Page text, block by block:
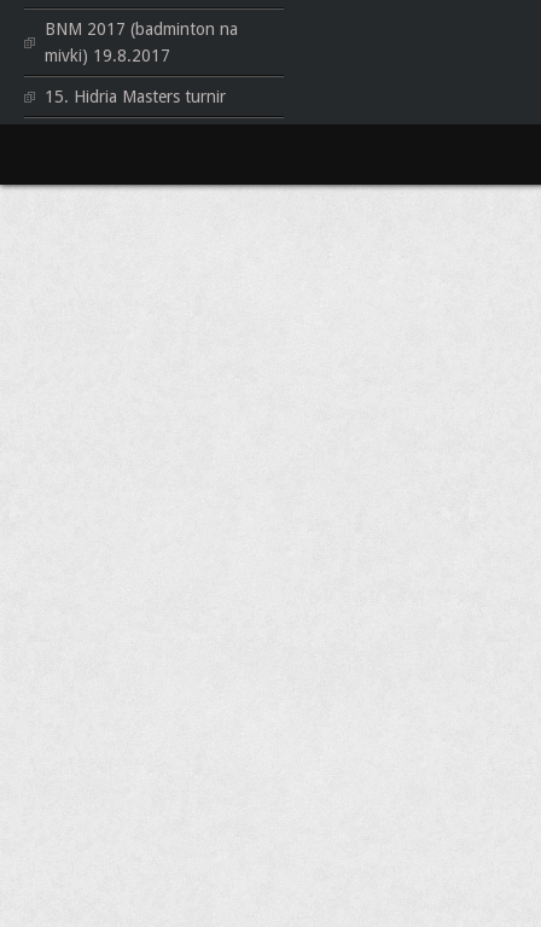
BNM 2017 (badminton na
mivki) 19.8.2017
15. Hidria Masters turnir